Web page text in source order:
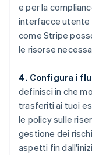
e per la
interfacce utente
come Stripe
le risorse
4. Configura i
definisci in che
trasferiti ai tuoi
le policy sulle
gestione dei
aspetti fin